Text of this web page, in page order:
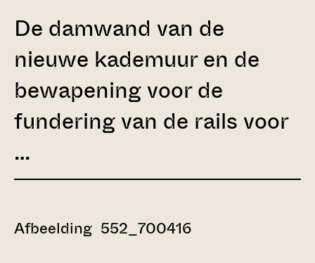
De damwand van de
nieuwe kademuur en de
bewapening voor de
fundering van de rails voor
…
Afbeelding 552_700416